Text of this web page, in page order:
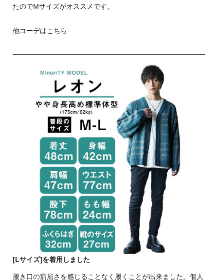
たのでMサイズがオススメです。
他コーデはこちら
[Lサイズ]を着用しました
履き口の窮屈さを感じることなく履くことが出来ました。個人